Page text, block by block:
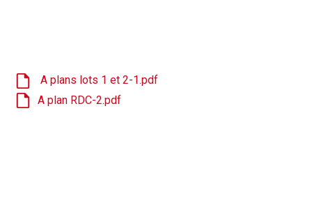
A plans lots 1 et 2-1.pdf
A plan RDC-2.pdf